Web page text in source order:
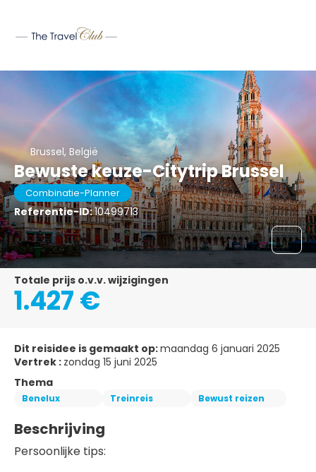
Brussel, België
Bewuste keuze-Citytrip Brussel
Combinatie-Planner
Referentie-ID:10499713
Totale prijs o.v.v. wijzigingen
1.427 €
Dit reisidee is gemaakt op:maandag 6 januari 2025
Vertrek : zondag 15 juni 2025
Thema
Benelux Treinreis Bewust reizen
Beschrijving
Persoonlijke tips: